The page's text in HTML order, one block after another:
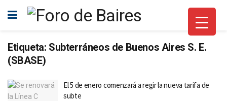
Etiqueta: Subterráneos de Buenos Aires S. E.
(SBASE)
El 5 de enero comenzará a regir la nueva tarifa de
subte